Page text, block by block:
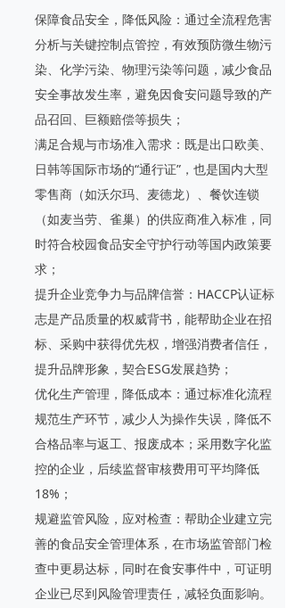
保障食品安全，降低风险：通过全流程危害
分析与关键控制点管控，有效预防微生物污
染、化学污染、物理污染等问题，减少食品
安全事故发生率，避免因食安问题导致的产
品召回、巨额赔偿等损失；
满足合规与市场准入需求：既是出口欧美、
日韩等国际市场的“通行证”，也是国内大型
零售商（如沃尔玛、麦德龙）、餐饮连锁
（如麦当劳、雀巢）的供应商准入标准，同
时符合校园食品安全守护行动等国内政策要
求；
提升企业竞争力与品牌信誉：HACCP认证标
志是产品质量的权威背书，能帮助企业在招
标、采购中获得优先权，增强消费者信任，
提升品牌形象，契合ESG发展趋势；
优化生产管理，降低成本：通过标准化流程
规范生产环节，减少人为操作失误，降低不
合格品率与返工、报废成本；采用数字化监
控的企业，后续监督审核费用可平均降低
18%；
规避监管风险，应对检查：帮助企业建立完
善的食品安全管理体系，在市场监管部门检
查中更易达标，同时在食安事件中，可证明
企业已尽到风险管理责任，减轻负面影响。